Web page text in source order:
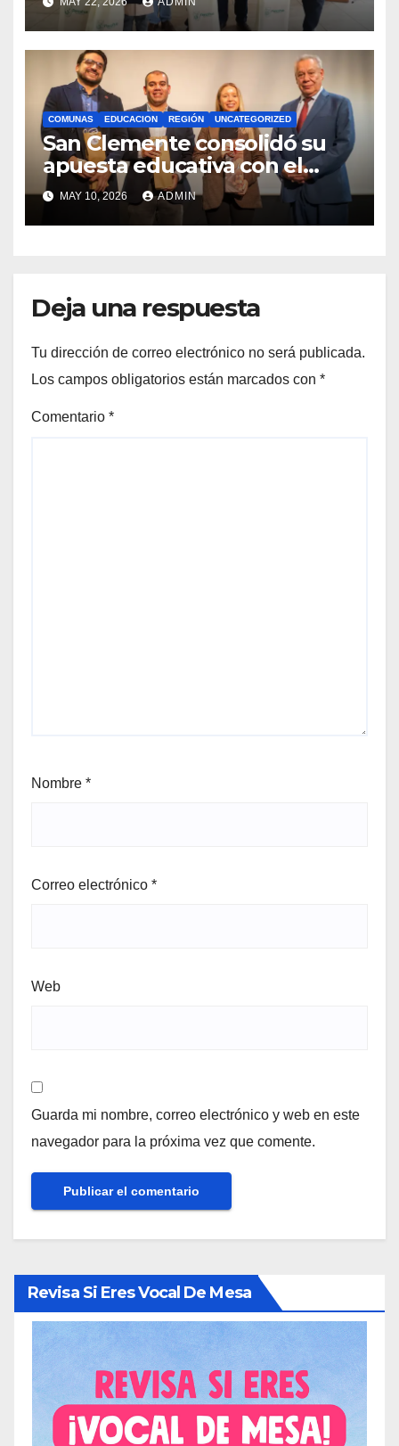
Royalty Minero
COMUNAS EDUCACION REGIÓN UNCATEGORIZED
San Clemente consolidó su
apuesta educativa con el
lanzamiento del
Preuniversitario Brotes 2026
MAY 10, 2026 ADMIN
Deja una respuesta
Tu dirección de correo electrónico no será publicada.
Los campos obligatorios están marcados con *
Comentario *
Nombre *
Correo electrónico *
Web
Guarda mi nombre, correo electrónico y web en este
navegador para la próxima vez que comente.
Revisa Si Eres Vocal De Mesa